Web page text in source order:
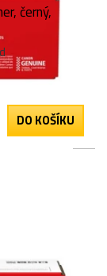
černý,
DO KOŠÍKU